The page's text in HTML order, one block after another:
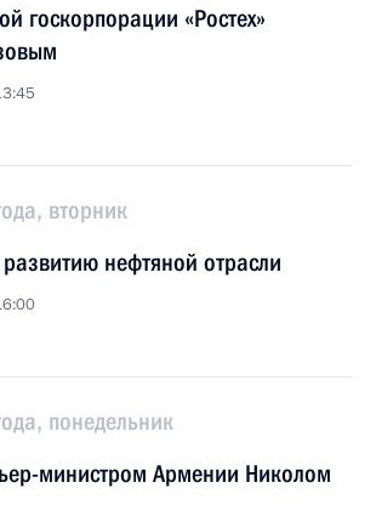
госкорпорации «Ростех»
вторник
нефтяной отрасли
понедельник
министром Армении Николом